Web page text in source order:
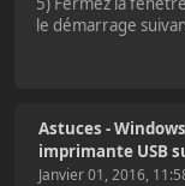
le démarrage
Astuces -
imprimante USB
Janvier 01, 2016,